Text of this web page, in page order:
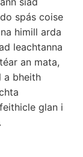
spás coise
himill arda
leachtanna
an mata,
a bheith
glan i